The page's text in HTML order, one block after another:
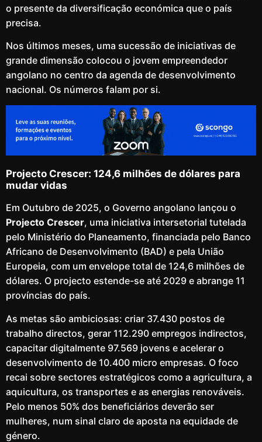
o presente da diversificação económica que o país
precisa.
Nos últimos meses, uma sucessão de iniciativas de
grande dimensão colocou o jovem empreendedor
angolano no centro da agenda de desenvolvimento
nacional. Os números falam por si.
Projecto Crescer: 124,6 milhões de dólares para
mudar vidas
Em Outubro de 2025, o Governo angolano lançou o
Projecto Crescer, uma iniciativa intersetorial tutelada
pelo Ministério do Planeamento, financiada pelo Banco
Africano de Desenvolvimento (BAD) e pela União
Europeia, com um envelope total de 124,6 milhões de
dólares. O projecto estende-se até 2029 e abrange 11
províncias do país.
As metas são ambiciosas: criar 37.430 postos de
trabalho directos, gerar 112.290 empregos indirectos,
capacitar digitalmente 97.569 jovens e acelerar o
desenvolvimento de 10.400 micro empresas. O foco
recai sobre sectores estratégicos como a agricultura, a
aquicultura, os transportes e as energias renováveis.
Pelo menos 50% dos beneficiários deverão ser
mulheres, num sinal claro de aposta na equidade de
género.